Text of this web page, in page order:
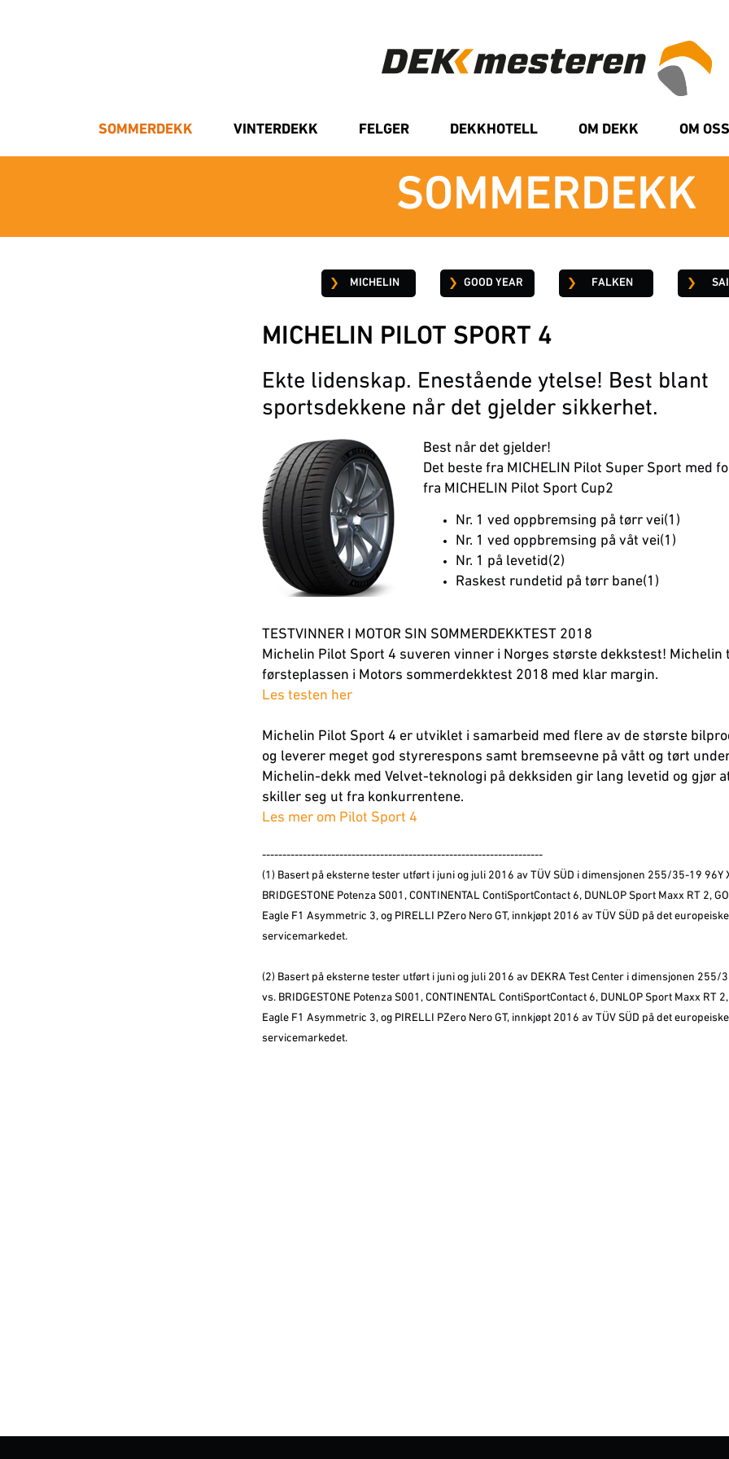
SOMMERDEKK VINTERDEKK FELGER DEKKHOTELL OM DEKK OM OSS
SOMMERDEKK
MICHELIN GOOD YEAR FALKEN
MICHELIN PILOT SPORT 4
Ekte lidenskap. Enestående ytelse! Best blant
sportsdekkene når det gjelder sikkerhet.
Best når det gjelder!
Det beste fra MICHELIN Pilot Super Sport med
fra MICHELIN Pilot Sport Cup2
Nr. 1 ved oppbremsing på tørr vei(1)
Nr. 1 ved oppbremsing på våt vei(1)
Nr. 1 på levetid(2)
Raskest rundetid på tørr bane(1)
TESTVINNER I MOTOR SIN SOMMERDEKKTEST 2018
Michelin Pilot Sport 4 suveren vinner i Norges største dekkstest! Michelin
førsteplassen i Motors sommerdekktest 2018 med klar margin.
Les testen her
Michelin Pilot Sport 4 er utviklet i samarbeid med flere av de største
og leverer meget god styrerespons samt bremseevne på vått og tørt
Michelin-dekk med Velvet-teknologi på dekksiden gir lang levetid og gjør
skiller seg ut fra konkurrentene.
Les mer om Pilot Sport 4
---------------------------------------------------------------------
(1) Basert på eksterne tester utført i juni og juli 2016 av TÜV SÜD i dimensjonen 255/35-19 96Y
BRIDGESTONE Potenza S001, CONTINENTAL ContiSportContact 6, DUNLOP Sport Maxx RT 2,
Eagle F1 Asymmetric 3, og PIRELLI PZero Nero GT, innkjøpt 2016 av TÜV SÜD på det europeiske
servicemarkedet.
(2) Basert på eksterne tester utført i juni og juli 2016 av DEKRA Test Center i dimensjonen 255/
vs. BRIDGESTONE Potenza S001, CONTINENTAL ContiSportContact 6, DUNLOP Sport Maxx RT 2,
Eagle F1 Asymmetric 3, og PIRELLI PZero Nero GT, innkjøpt 2016 av TÜV SÜD på det europeiske
servicemarkedet.